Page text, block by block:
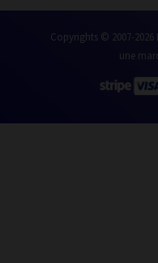
Copyrights © 2007-
une